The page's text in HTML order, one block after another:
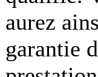
aurez
garantie